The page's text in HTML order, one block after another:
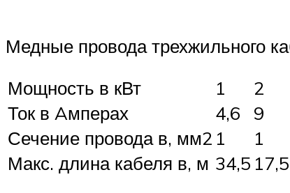
Медные провода трехжильного
Мощность в кВт
1 2
Ток в Aмперах
4,6 9
Сечение провода в, мм2 1 1
Макс. длина кабеля в, м 34,5 17,5